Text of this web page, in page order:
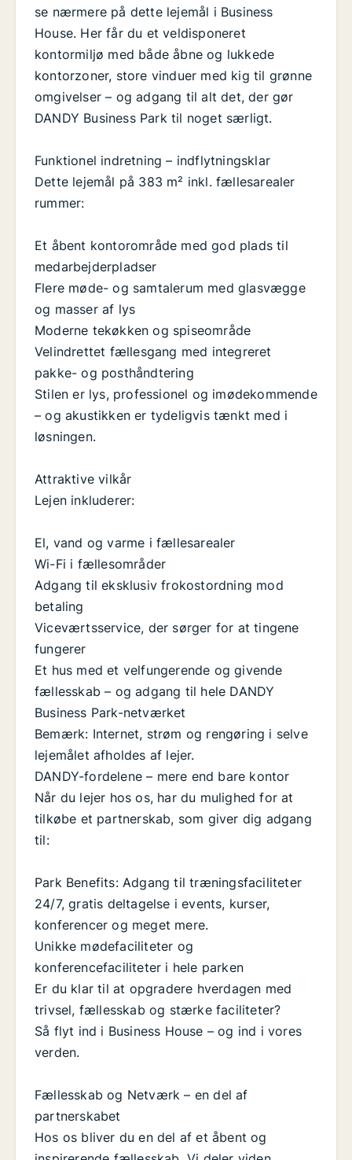
se nærmere på dette lejemål i Business
House. Her får du et veldisponeret
kontormiljø med både åbne og lukkede
kontorzoner, store vinduer med kig til grønne
omgivelser – og adgang til alt det, der gør
DANDY Business Park til noget særligt.
Funktionel indretning – indflytningsklar
Dette lejemål på 383 m² inkl. fællesarealer
rummer:
Et åbent kontorområde med god plads til
medarbejderpladser
Flere møde- og samtalerum med glasvægge
og masser af lys
Moderne tekøkken og spiseområde
Velindrettet fællesgang med integreret
pakke- og posthåndtering
Stilen er lys, professionel og imødekommende
– og akustikken er tydeligvis tænkt med i
løsningen.
Attraktive vilkår
Lejen inkluderer:
El, vand og varme i fællesarealer
Wi-Fi i fællesområder
Adgang til eksklusiv frokostordning mod
betaling
Viceværtsservice, der sørger for at tingene
fungerer
Et hus med et velfungerende og givende
fællesskab – og adgang til hele DANDY
Business Park-netværket
Bemærk: Internet, strøm og rengøring i selve
lejemålet afholdes af lejer.
DANDY-fordelene – mere end bare kontor
Når du lejer hos os, har du mulighed for at
tilkøbe et partnerskab, som giver dig adgang
til:
Park Benefits: Adgang til træningsfaciliteter
24/7, gratis deltagelse i events, kurser,
konferencer og meget mere.
Unikke mødefaciliteter og
konferencefaciliteter i hele parken
Er du klar til at opgradere hverdagen med
trivsel, fællesskab og stærke faciliteter?
Så flyt ind i Business House – og ind i vores
verden.
Fællesskab og Netværk – en del af
partnerskabet
Hos os bliver du en del af et åbent og